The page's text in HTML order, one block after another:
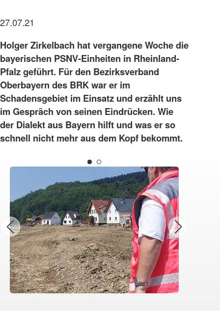
27.07.21
Holger Zirkelbach hat vergangene Woche die
bayerischen PSNV-Einheiten in Rheinland-
Pfalz geführt. Für den Bezirksverband
Oberbayern des BRK war er im
Schadensgebiet im Einsatz und erzählt uns
im Gespräch von seinen Eindrücken. Wie
der Dialekt aus Bayern hilft und was er so
schnell nicht mehr aus dem Kopf bekommt.